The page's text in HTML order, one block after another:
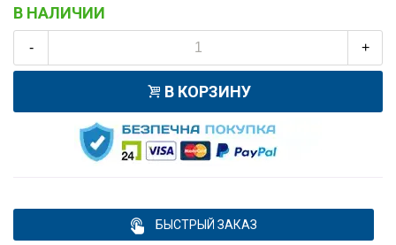
В НАЛИЧИИ
- +
В КОРЗИНУ
БЫСТРЫЙ ЗАКАЗ